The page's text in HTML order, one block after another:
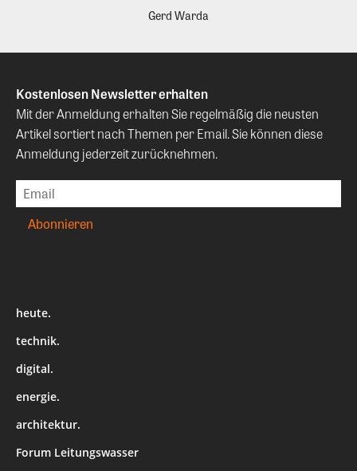
Gerd Warda
Kostenlosen Newsletter erhalten
Mit der Anmeldung erhalten Sie regelmäßig die neusten
Artikel sortiert nach Themen per Email. Sie können diese
Anmeldung jederzeit zurücknehmen.
heute.
technik.
digital.
energie.
architektur.
Forum Leitungswasser